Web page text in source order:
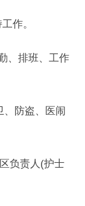
作。
、排班、工作
防盗、医闹
负责人(护士